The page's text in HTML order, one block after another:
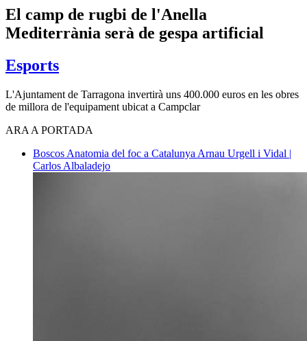
El camp de rugbi de l'Anella
Mediterrània serà de gespa artificial
Esports
L'Ajuntament de Tarragona invertirà uns 400.000 euros en les obres
de millora de l'equipament ubicat a Campclar
ARA A PORTADA
Boscos Anatomia del foc a Catalunya Arnau Urgell i Vidal |
Carlos Albaladejo